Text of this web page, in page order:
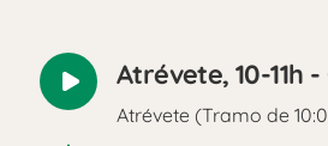
Reproducir
audio
Atrévete, 10-11h
Atrévete (Tramo de